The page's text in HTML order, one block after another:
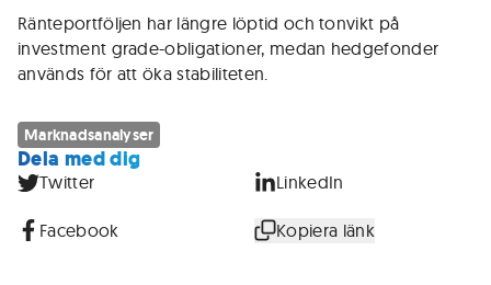
Ränteportföljen har längre löptid och tonvikt på
investment grade-obligationer, medan hedgefonder
används för att öka stabiliteten.
Marknadsanalyser
Dela med dig
Twitter LinkedIn
Facebook Kopiera länk